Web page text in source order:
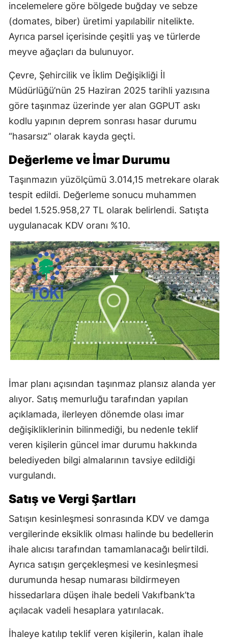
incelemelere göre bölgede buğday ve sebze
(domates, biber) üretimi yapılabilir nitelikte.
Ayrıca parsel içerisinde çeşitli yaş ve türlerde
meyve ağaçları da bulunuyor.
Çevre, Şehircilik ve İklim Değişikliği İl
Müdürlüğü’nün 25 Haziran 2025 tarihli yazısına
göre taşınmaz üzerinde yer alan GGPUT askı
kodlu yapının deprem sonrası hasar durumu
“hasarsız” olarak kayda geçti.
Değerleme ve İmar Durumu
Taşınmazın yüzölçümü 3.014,15 metrekare olarak
tespit edildi. Değerleme sonucu muhammen
bedel 1.525.958,27 TL olarak belirlendi. Satışta
uygulanacak KDV oranı %10.
İmar planı açısından taşınmaz plansız alanda yer
alıyor. Satış memurluğu tarafından yapılan
açıklamada, ilerleyen dönemde olası imar
değişikliklerinin bilinmediği, bu nedenle teklif
veren kişilerin güncel imar durumu hakkında
belediyeden bilgi almalarının tavsiye edildiği
vurgulandı.
Satış ve Vergi Şartları
Satışın kesinleşmesi sonrasında KDV ve damga
vergilerinde eksiklik olması halinde bu bedellerin
ihale alıcısı tarafından tamamlanacağı belirtildi.
Ayrıca satışın gerçekleşmesi ve kesinleşmesi
durumunda hesap numarası bildirmeyen
hissedarlara düşen ihale bedeli Vakıfbank’ta
açılacak vadeli hesaplara yatırılacak.
İhaleye katılıp teklif veren kişilerin, kalan ihale